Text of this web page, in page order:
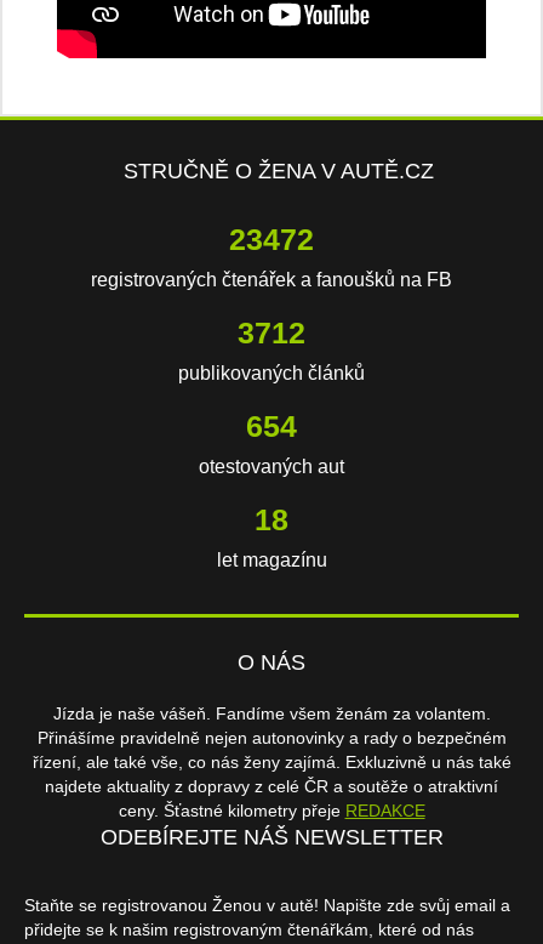
STRUČNĚ O ŽENA V AUTĚ.CZ
23472
registrovaných čtenářek a fanoušků na FB
3712
publikovaných článků
654
otestovaných aut
18
let magazínu
O NÁS
Jízda je naše vášeň. Fandíme všem ženám za volantem.
Přinášíme pravidelně nejen autonovinky a rady o bezpečném
řízení, ale také vše, co nás ženy zajímá. Exkluzivně u nás také
najdete aktuality z dopravy z celé ČR a soutěže o atraktivní
ceny. Šťastné kilometry přeje REDAKCE
ODEBÍREJTE NÁŠ NEWSLETTER
Staňte se registrovanou Ženou v autě! Napište zde svůj email a
přidejte se k našim registrovaným čtenářkám, které od nás